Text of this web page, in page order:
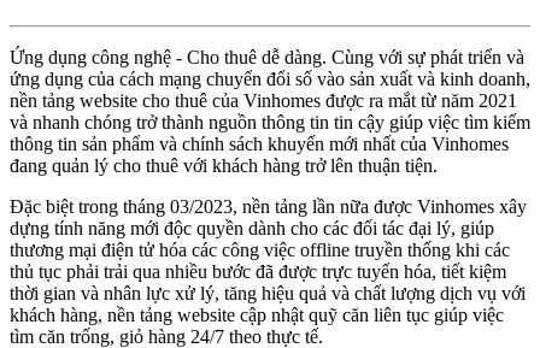
Ứng dụng công nghệ - Cho thuê dễ dàng. Cùng với sự phát triển và
ứng dụng của cách mạng chuyển đổi số vào sản xuất và kinh doanh,
nền tảng website cho thuê của Vinhomes được ra mắt từ năm 2021
và nhanh chóng trở thành nguồn thông tin tin cậy giúp việc tìm kiếm
thông tin sản phẩm và chính sách khuyến mới nhất của Vinhomes
đang quản lý cho thuê với khách hàng trở lên thuận tiện.
Đặc biệt trong tháng 03/2023, nền tảng lần nữa được Vinhomes xây
dựng tính năng mới độc quyền dành cho các đối tác đại lý, giúp
thương mại điện tử hóa các công việc offline truyền thống khi các
thủ tục phải trải qua nhiều bước đã được trực tuyến hóa, tiết kiệm
thời gian và nhân lực xử lý, tăng hiệu quả và chất lượng dịch vụ với
khách hàng, nền tảng website cập nhật quỹ căn liên tục giúp việc
tìm căn trống, giỏ hàng 24/7 theo thực tế.